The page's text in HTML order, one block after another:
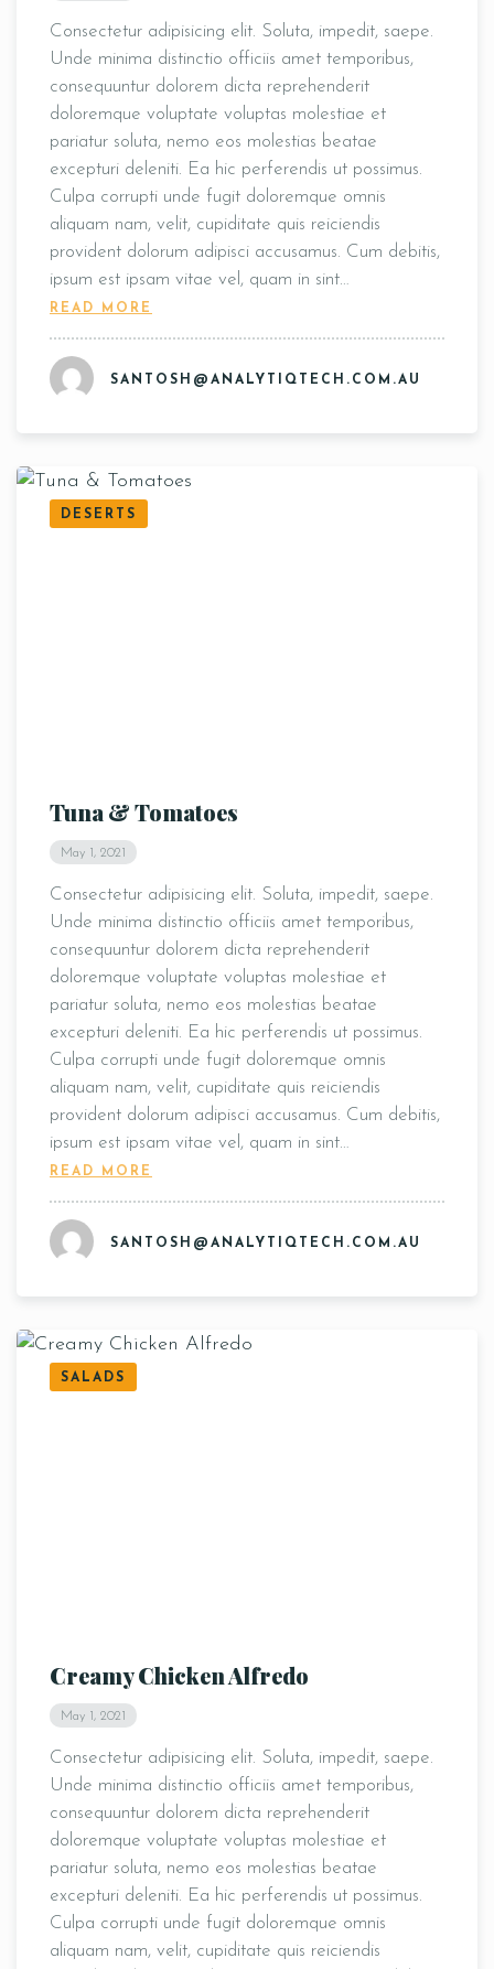
Consectetur adipisicing elit. Soluta, impedit, saepe.
Unde minima distinctio officiis amet temporibus,
consequuntur dolorem dicta reprehenderit
doloremque voluptate voluptas molestiae et
pariatur soluta, nemo eos molestias beatae
excepturi deleniti. Ea hic perferendis ut possimus.
Culpa corrupti unde fugit doloremque omnis
aliquam nam, velit, cupiditate quis reiciendis
provident dolorum adipisci accusamus. Cum debitis,
ipsum est ipsam vitae vel, quam in sint…
READ MORE
SANTOSH@ANALYTIQTECH.COM.AU
DESERTS
Tuna & Tomatoes
May 1, 2021
Consectetur adipisicing elit. Soluta, impedit, saepe.
Unde minima distinctio officiis amet temporibus,
consequuntur dolorem dicta reprehenderit
doloremque voluptate voluptas molestiae et
pariatur soluta, nemo eos molestias beatae
excepturi deleniti. Ea hic perferendis ut possimus.
Culpa corrupti unde fugit doloremque omnis
aliquam nam, velit, cupiditate quis reiciendis
provident dolorum adipisci accusamus. Cum debitis,
ipsum est ipsam vitae vel, quam in sint…
READ MORE
SANTOSH@ANALYTIQTECH.COM.AU
SALADS
Creamy Chicken Alfredo
May 1, 2021
Consectetur adipisicing elit. Soluta, impedit, saepe.
Unde minima distinctio officiis amet temporibus,
consequuntur dolorem dicta reprehenderit
doloremque voluptate voluptas molestiae et
pariatur soluta, nemo eos molestias beatae
excepturi deleniti. Ea hic perferendis ut possimus.
Culpa corrupti unde fugit doloremque omnis
aliquam nam, velit, cupiditate quis reiciendis